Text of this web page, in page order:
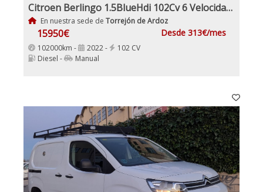
Citroen Berlingo 1.5BlueHdi 102Cv 6 Velocidades Etiqueta C IVA y Garantía Incl Nacional Historial mantenimiento
En nuestra sede de Torrejón de Ardoz
15950€ Desde 313€/mes
102000km - 2022 -
102 CV
Diesel -
Manual